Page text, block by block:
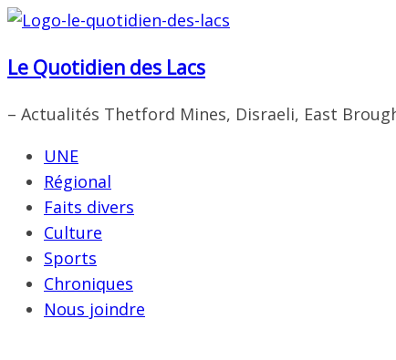
Passer
contenu
Le Quotidien des Lacs
– Actualités Thetford Mines, Disraeli, East
UNE
Régional
Faits divers
Culture
Sports
Chroniques
Nous joindre